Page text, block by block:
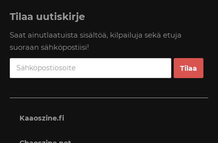
Tilaa uutiskirje
Saat ainutlaatuista sisältöä, kilpailuja sekä etuja
suoraan sähköpostiisi!
Kaaoszine.fi